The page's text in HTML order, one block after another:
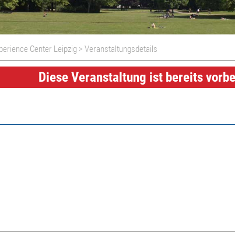
Center Leipzig > Veranstaltungsdetails
Diese Veranstaltung ist bereits